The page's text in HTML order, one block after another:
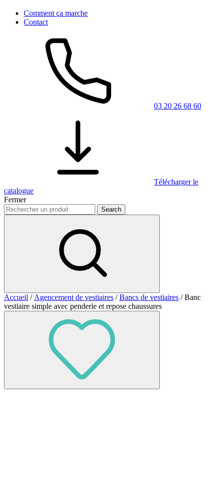
Comment ça marche
Contact
03 20 26 68 60
Télécharger le
catalogue
Fermer
Accueil / Agencement de vestiaires /Bancs de vestiaires / Banc
vestiaire simple avec penderie et repose chaussures